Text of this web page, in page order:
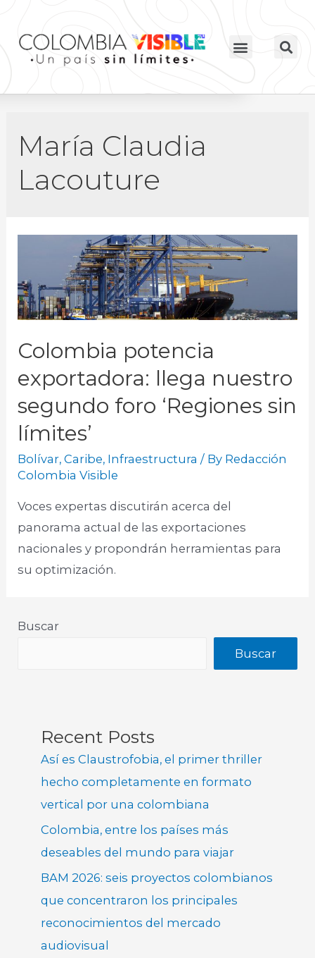
María Claudia
Lacouture
Colombia potencia
exportadora: llega nuestro
segundo foro ‘Regiones sin
límites’
Bolívar,Caribe, Infraestructura / By Redacción
Colombia Visible
Voces expertas discutirán acerca del
panorama actual de las exportaciones
nacionales y propondrán herramientas para
su optimización.
Buscar
Buscar
Recent Posts
Así es Claustrofobia, el primer thriller
hecho completamente en formato
vertical por una colombiana
Colombia, entre los países más
deseables del mundo para viajar
BAM 2026: seis proyectos colombianos
que concentraron los principales
reconocimientos del mercado
audiovisual